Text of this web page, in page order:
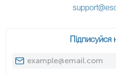
Підписуйся